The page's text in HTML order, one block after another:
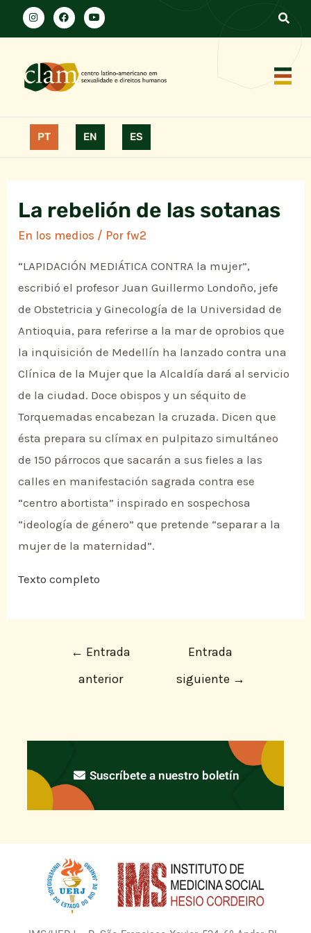
PT EN ES
La rebelión de las sotanas
En los medios / Porfw2
“LAPIDACIÓN MEDIÁTICA CONTRA la mujer”,
escribió el profesor Juan Guillermo Londoño, jefe
de Obstetricia y Ginecología de la Universidad de
Antioquia, para referirse a la mar de oprobios que
la inquisición de Medellín ha lanzado contra una
Clínica de la Mujer que la Alcaldía dará al servicio
de la ciudad. Doce obispos y un séquito de
Torquemadas encabezan la cruzada. Dicen que
ésta prepara su clímax en pulpitazo simultáneo
de 150 párrocos que sacarán a sus fieles a las
calles en manifestación sagrada contra ese
“centro abortista” inspirado en sospechosa
“ideología de género” que pretende “separar a la
mujer de la maternidad”.
Texto completo
← Entrada
anterior
Entrada
siguiente →
Suscríbete a nuestro boletín